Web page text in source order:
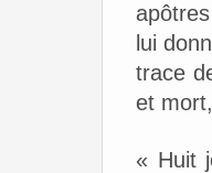
lui
trace
et
« Huit